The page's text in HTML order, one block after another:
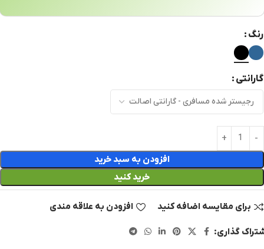
رنگ
گارانتی
افزودن به سبد خرید
خرید کنید
برای مقایسه اضافه کنید افزودن به علاقه مندی
گذاری: